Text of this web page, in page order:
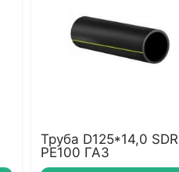
Труба D125*14,0
PE100 ГАЗ